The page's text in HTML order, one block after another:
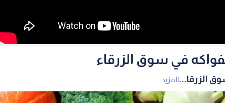
في سوق الزرقاء
الزرقا...المزيد